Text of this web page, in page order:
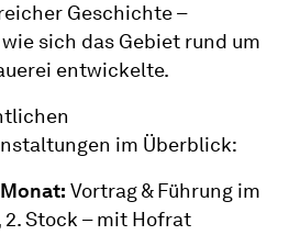
Geschichte –
sich das Gebiet rund um
entwickelte.
im Überblick:
Vortrag & Führung im
2. Stock – mit Hofrat